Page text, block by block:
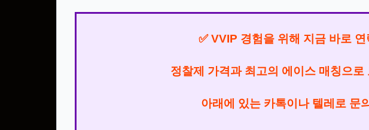
✅ VVIP 경험을 위해 지금 바로
정찰제 가격과 최고의 에이스 매칭으로
아래에 있는 카톡이나 텔레로 문